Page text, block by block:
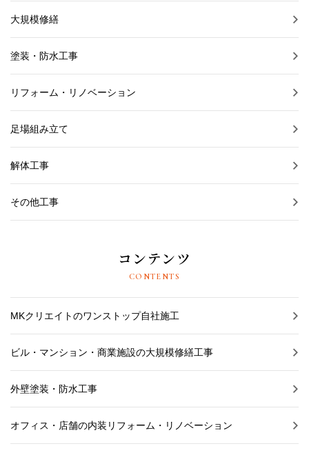
大規模修繕
塗装・防水工事
リフォーム・リノベーション
足場組み立て
解体工事
その他工事
コンテンツ
CONTENTS
MKクリエイトのワンストップ自社施工
ビル・マンション・商業施設の大規模修繕工事
外壁塗装・防水工事
オフィス・店舗の内装リフォーム・リノベーション